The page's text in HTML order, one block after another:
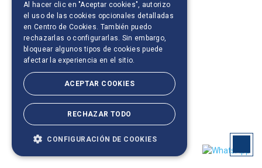
Al hacer clic en "Aceptar cookies", autorizo
el uso de las cookies opcionales detalladas
en Centro de Cookies. También puedo
rechazarlas o configurarlas. Sin embargo,
bloquear algunos tipos de cookies puede
afectar la experiencia en el sitio.
ACEPTAR COOKIES
RECHAZAR TODO
CONFIGURACIÓN DE COOKIES